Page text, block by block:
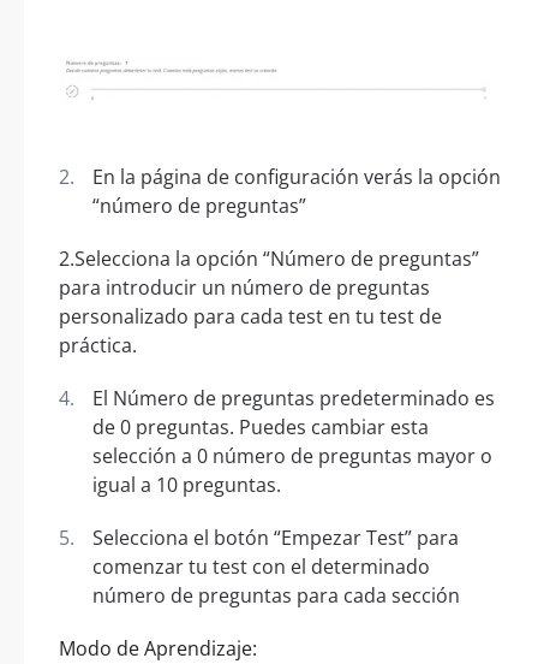
En la página de configuración verás la opción
“número de preguntas”
2.Selecciona la opción “Número de preguntas”
para introducir un número de preguntas
personalizado para cada test en tu test de
práctica.
El Número de preguntas predeterminado es
de 0 preguntas. Puedes cambiar esta
selección a 0 número de preguntas mayor o
igual a 10 preguntas.
Selecciona el botón “Empezar Test” para
comenzar tu test con el determinado
número de preguntas para cada sección
Modo de Aprendizaje: